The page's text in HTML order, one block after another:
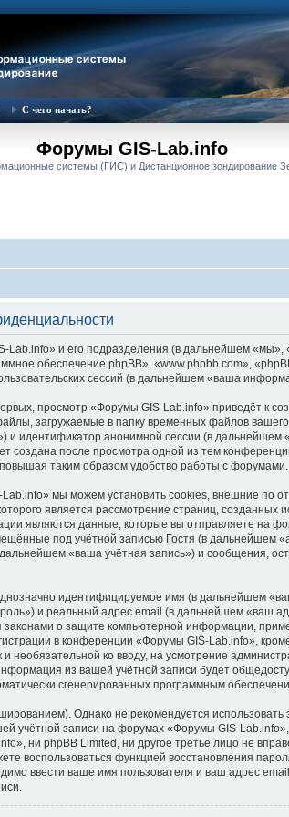
С чего начать?
Форумы GIS-Lab.info
системы (ГИС) и Дистанционное зондирование
Lab.info» и его подразделения (в дальнейшем
обеспечение phpBB», «www.phpbb.com»,
сессий (в дальнейшем «ваша
просмотр «Форумы GIS-Lab.info» приведёт к
загружаемые в папку временных файлов
и идентификатор анонимной сессии (в дальнейшем
создана после просмотра одной из тем
таким образом удобство работы с форумами.
мы можем установить cookies, внешние по
является рассмотрение страниц,
являются данные, которые вы отправляете на
под учётной записью Гостя (в дальнейшем
«ваша учётная запись») и сообщения,
идентифицируемое имя (в дальнейшем
и реальный адрес email (в дальнейшем «ваш
о защите компьютерной информации,
в конференции «Форумы GIS-Lab.info»,
необязательной ко вводу, на усмотрение
из вашей учётной записи будет
сгенерированных программным
Однако не рекомендуется использовать
учётной записи на форумах «Форумы GIS-
ни phpBB Limited, ни другое третье лицо не
воспользоваться функцией восстановления
ввести ваше имя пользователя и ваш адрес